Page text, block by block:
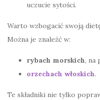
uczucie sytości.
Warto wzbogacić swoją
Można je znaleźć w:
rybach morskich, na
orzechach włoskich.
Te składniki nie tylko